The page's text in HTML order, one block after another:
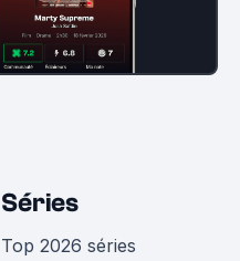
Séries
Top 2026 séries